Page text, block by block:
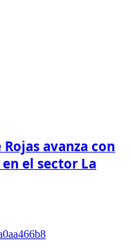
avanza con
el sector La